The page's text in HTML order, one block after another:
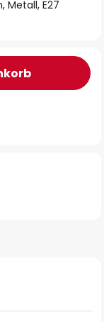
Metall, E27